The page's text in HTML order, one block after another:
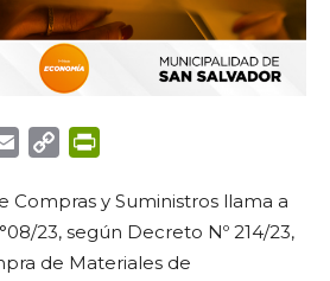
Email Copy
Compras y Suministros llama a
23, según Decreto Nº 214/23,
de Materiales de